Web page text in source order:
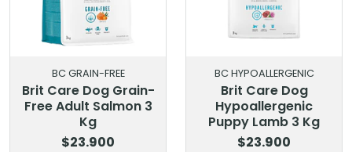
BC GRAIN-FREE
Brit Care Dog Grain-
Free Adult Salmon 3
Kg
$23.900
BC HYPOALLERGENIC
Brit Care Dog
Hypoallergenic
Puppy Lamb 3 Kg
$23.900